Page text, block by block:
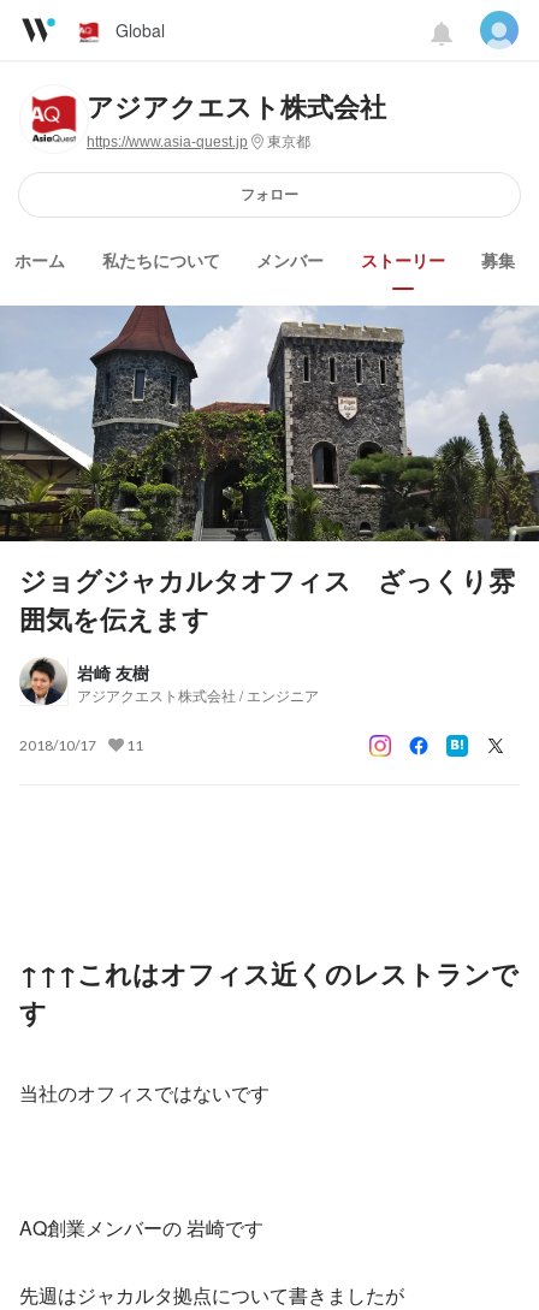
Global
アジアクエスト株式会社
https://www.asia-quest.jp 東京都
フォロー
ホーム 私たちについて メンバー ストーリー 募集
ジョグジャカルタオフィス ざっくり雰
囲気を伝えます
岩崎 友樹
アジアクエスト株式会社 / エンジニア
2018/10/17 11
↑↑↑これはオフィス近くのレストランで
す
当社のオフィスではないです
AQ創業メンバーの 岩崎です
先週はジャカルタ拠点について書きましたが